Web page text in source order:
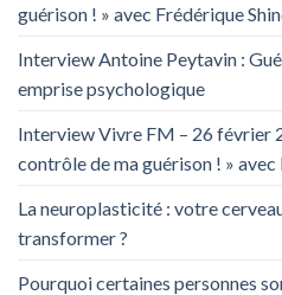
guérison ! » avec Frédérique
Interview Antoine Peytavin :
emprise psychologique
Interview Vivre FM – 26 février
contrôle de ma guérison ! » avec
La neuroplasticité : votre
transformer ?
Pourquoi certaines personnes